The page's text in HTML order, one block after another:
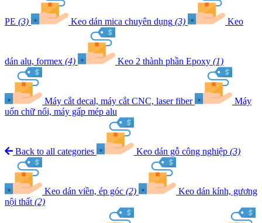
PE (3) Keo dán mica chuyên dụng (3) Keo
dán alu, formex (4) Keo 2 thành phần Epoxy (1)
Máy cắt decal, máy cắt CNC, laser fiber
Máy
uốn chữ nổi, máy gấp mép alu
Back to all categories Keo dán gỗ công nghiệp (3)
Keo dán viền, ép góc (2)
Keo dán kính, gương
nội thất (2)